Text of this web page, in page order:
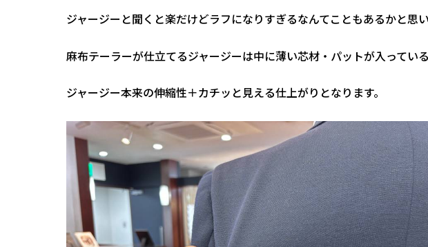
ジャージーと聞くと楽だけどラフになりすぎるなんてこともあるかと思
麻布テーラーが仕立てるジャージーは中に薄い芯材・パットが入ってい
ジャージー本来の伸縮性＋カチッと見える仕上がりとなります。